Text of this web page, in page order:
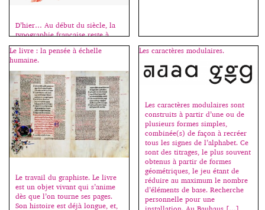
D’hier… Au début du siècle, la
typographie française reste à
l’écart des mouvements d’avant-
gardes européens qui inventent
le graphisme moderne, et des
recherches plus traditionnelles
de dessinateurs travaillant pour
les fabricants de nouvelles
machines à composer. Après des
siècles d’une grande richesse – il
suffit de citer les noms de
Geoffroy Tory, Claude
Garamond, Philippe […]
Le livre : la pensée à échelle
humaine.
Le travail du graphiste. Le livre
est un objet vivant qui s’anime
dès que l’on tourne ses pages.
Son histoire est déjà longue, et,
Les caractères modulaires.
Les caractères modulaires sont
construits à partir d’une ou de
plusieurs formes simples,
combinée(s) de façon à recréer
tous les signes de l’alphabet. Ce
sont des titrages, le plus souvent
obtenus à partir de formes
géométriques, le jeu étant de
réduire au maximum le nombre
d’éléments de base. Recherche
personnelle pour une